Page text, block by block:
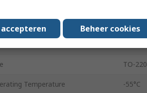
LTO30
TO-220
Temperature -55°C
Beheer cookies